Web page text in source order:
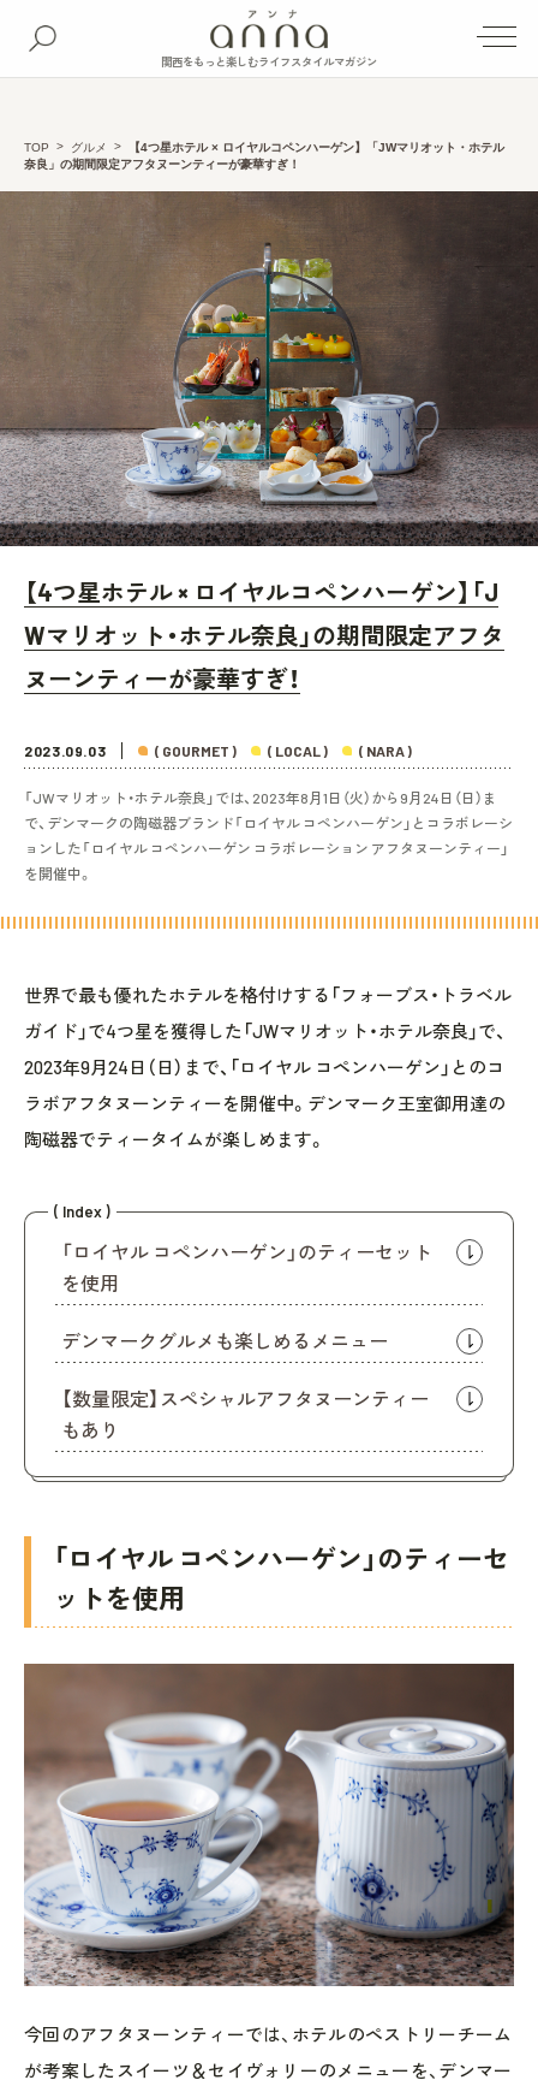
関西をもっと楽しむライフスタイルマガジン
TOP グルメ
【4つ星ホテル × ロイヤルコペンハーゲン】「JWマリオット・ホテル
奈良」の期間限定アフタヌーンティーが豪華すぎ！
【4つ星ホテル × ロイヤルコペンハーゲン】「J
Wマリオット・ホテル奈良」の期間限定アフタ
ヌーンティーが豪華すぎ！
2023.09.03 ( GOURMET ) ( LOCAL ) ( NARA )
「JWマリオット・ホテル奈良」では、2023年8月1日（火）から9月24日（日）ま
で、デンマークの陶磁器ブランド「ロイヤル コペンハーゲン」とコラボレーシ
ョンした「ロイヤル コペンハーゲン コラボレーション アフタヌーンティー」
を開催中。
世界で最も優れたホテルを格付けする「フォーブス・トラベル
ガイド」で4つ星を獲得した「JWマリオット・ホテル奈良」で、
2023年9月24日（日）まで、「ロイヤル コペンハーゲン」とのコ
ラボアフタヌーンティーを開催中。デンマーク王室御用達の
陶磁器でティータイムが楽しめます。
( Index )
「ロイヤル コペンハーゲン」のティーセット
を使用
デンマークグルメも楽しめるメニュー
【数量限定】スペシャルアフタヌーンティー
もあり
「ロイヤル コペンハーゲン」のティーセ
ットを使用
今回のアフタヌーンティーでは、ホテルのペストリーチーム
が考案したスイーツ＆セイヴォリーのメニューを、デンマー